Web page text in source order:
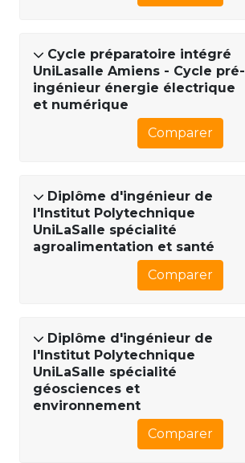
Cycle préparatoire intégré
UniLasalle Amiens - Cycle pré-
ingénieur énergie électrique
et numérique
Comparer
Diplôme d'ingénieur de
l'Institut Polytechnique
UniLaSalle spécialité
agroalimentation et santé
Comparer
Diplôme d'ingénieur de
l'Institut Polytechnique
UniLaSalle spécialité
géosciences et
environnement
Comparer